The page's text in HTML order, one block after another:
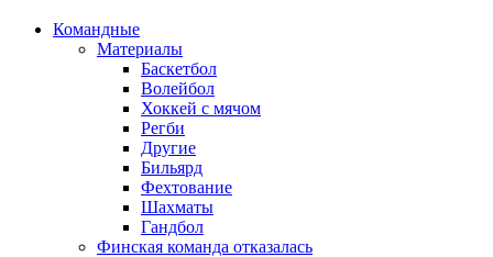
Командные
Материалы
Баскетбол
Волейбол
Хоккей с мячом
Регби
Другие
Бильярд
Фехтование
Шахматы
Гандбол
Финская команда отказалась